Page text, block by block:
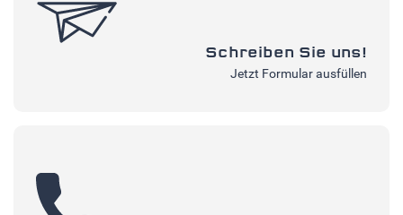
Schreiben Sie uns!
Jetzt Formular ausfüllen